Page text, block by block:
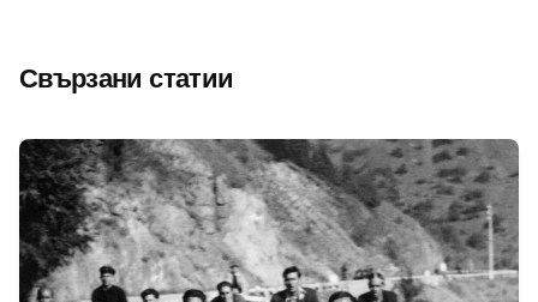
Свързани статии